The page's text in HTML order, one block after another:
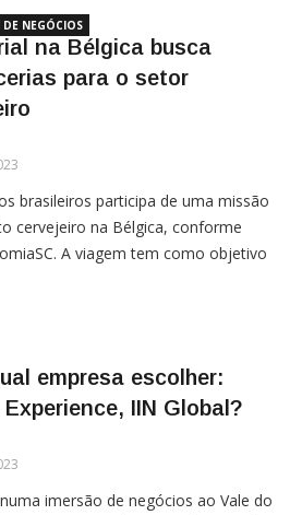
DE NEGÓCIOS
na Bélgica busca
para o setor
brasileiros participa de uma missão
cervejeiro na Bélgica, conforme
A viagem tem como objetivo
empresa escolher:
IIN Global?
imersão de negócios ao Vale do